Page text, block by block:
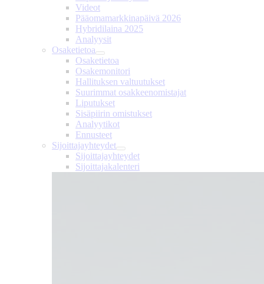
Videot
Pääomamarkkinapäivä 2026
Hybridilaina 2025
Analyysit
Osaketietoa
Osaketietoa
Osakemonitori
Hallituksen valtuutukset
Suurimmat osakkeenomistajat
Liputukset
Sisäpiirin omistukset
Analyytikot
Ennusteet
Sijoittajayhteydet
Sijoittajayhteydet
Sijoittajakalenteri